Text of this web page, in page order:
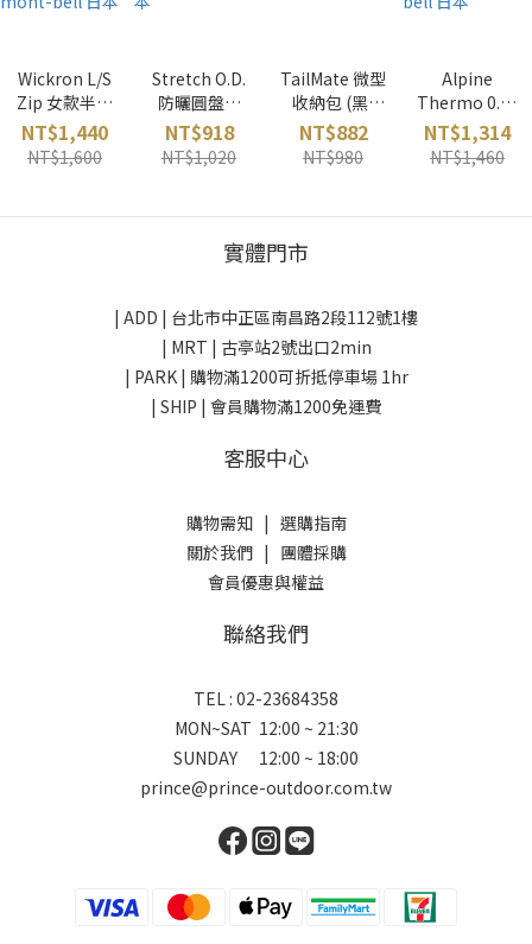
Wickron L/S
Zip 女款半開
襟長袖上衣
(淺藍) mont-
bell 日本
NT$1,440
NT$1,600
Stretch O.D.
防曬圓盤帽
(黃褐) mont-
bell 日本
NT$918
NT$1,020
TailMate 微型
收納包 (黑)
GREGORY 美
國
NT$882
NT$980
Alpine
Thermo 0.5L
保溫瓶 灰
mont-bell 日
本
NT$1,314
NT$1,460
實體門市
| ADD | 台北市中正區南昌路2段112號1樓
| MRT | 古亭站2號出口2min
| PARK | 購物滿1200可折抵停車場 1hr
| SHIP | 會員購物滿1200免運費
客服中心
購物需知| 選購指南
關於我們| 團體採購
會員優惠與權益
聯絡我們
TEL : 02-23684358
MON~SAT 12:00 ~ 21:30
SUNDAY 12:00 ~ 18:00
prince@prince-outdoor.com.tw